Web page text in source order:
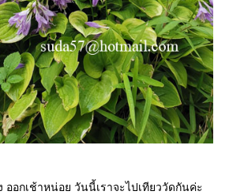
ออกเช้าหน่อย วันนี้เราจะไปเทียววัดกันค่ะ